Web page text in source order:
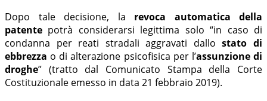
Dopo tale decisione, la revoca automatica della
patente potrà considerarsi legittima solo “in caso di
condanna per reati stradali aggravati dallostato di
ebbrezza o di alterazione psicofisica per l’assunzione di
droghe” (tratto dal Comunicato Stampa della Corte
Costituzionale emesso in data 21 febbraio 2019).